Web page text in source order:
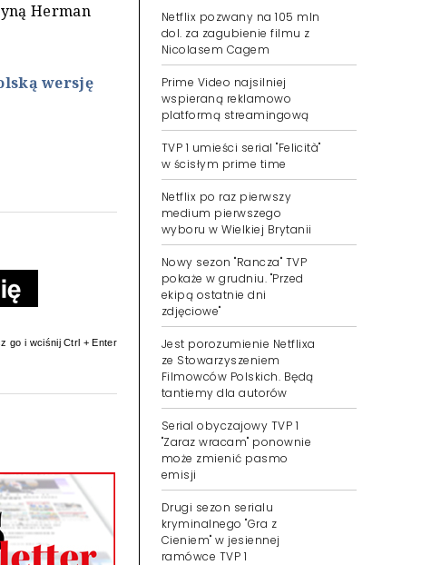
Herman
wersję
go i wciśnij Ctrl + Enter
Netflix pozwany na 105 mln
dol. za zagubienie filmu z
Nicolasem Cagem
Prime Video najsilniej
wspieraną reklamowo
platformą streamingową
TVP 1 umieści serial "Felicità"
w ścisłym prime time
Netflix po raz pierwszy
medium pierwszego
wyboru w Wielkiej Brytanii
Nowy sezon "Rancza" TVP
pokaże w grudniu. "Przed
ekipą ostatnie dni
zdjęciowe"
Jest porozumienie Netflixa
ze Stowarzyszeniem
Filmowców Polskich. Będą
tantiemy dla autorów
Serial obyczajowy TVP 1
"Zaraz wracam" ponownie
może zmienić pasmo
emisji
Drugi sezon serialu
kryminalnego "Gra z
Cieniem" w jesiennej
ramówce TVP 1